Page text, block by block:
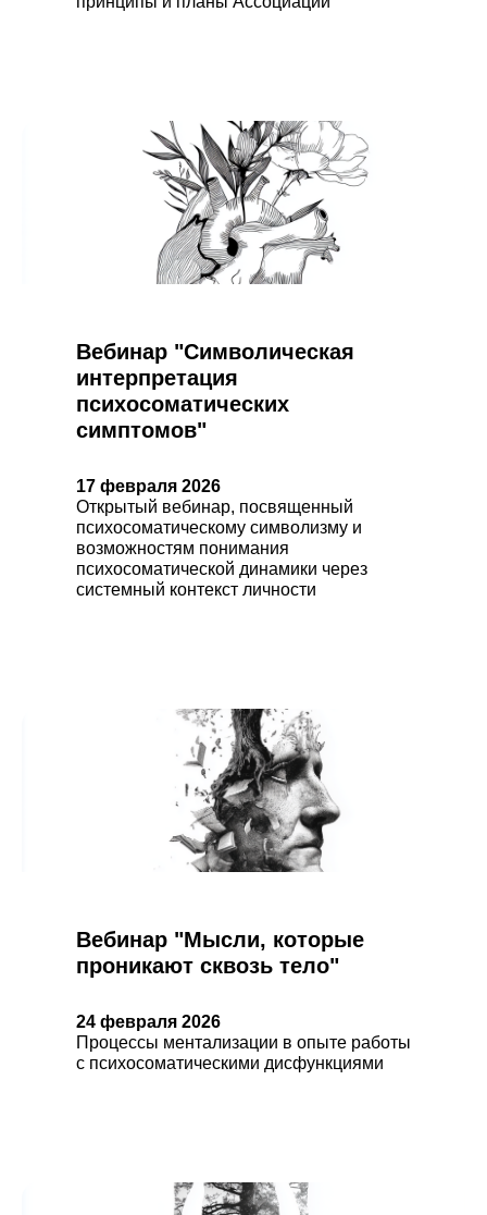
Вебинар "Символическая
интерпретация
психосоматических
симптомов"
17 февраля 2026
Открытый вебинар, посвященный
психосоматическому символизму и
возможностям понимания
психосоматической динамики через
системный контекст личности
Вебинар "Мысли, которые
проникают сквозь тело"
24 февраля 2026
Процессы ментализации в опыте работы
с психосоматическими дисфункциями